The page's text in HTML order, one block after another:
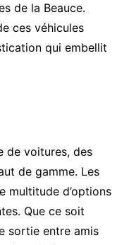
de la Beauce.
ces véhicules
qui embellit
de voitures, des
de gamme. Les
multitude d’options
Que ce soit
sortie entre amis